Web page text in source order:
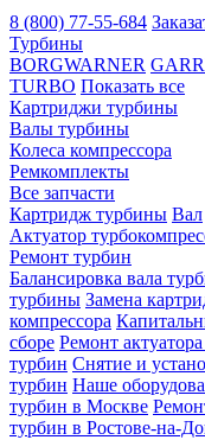
8 (800) 77-55-684
Турбины
BORGWARNER
TURBO Показать все
Картриджи турбины
Валы турбины
Колеса компрессора
Ремкомплекты
Все запчасти
Картридж турбины Вал
Актуатор
Ремонт турбин
Балансировка вала
турбины Замена
компрессора
сборе Ремонт
турбин Снятие и
турбин Наше
турбин в Москве
турбин в Ростове-на-